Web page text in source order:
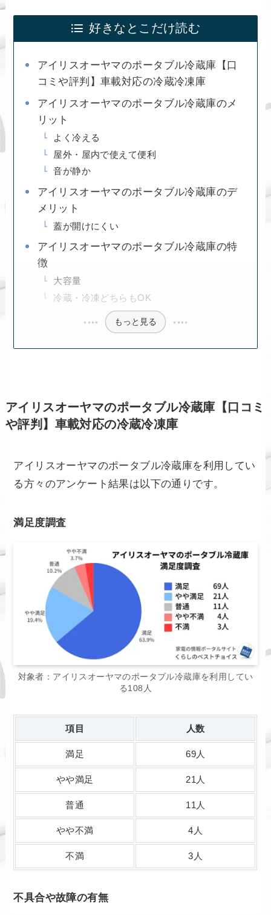
好きなとこだけ読む
アイリスオーヤマのポータブル冷蔵庫【口
コミや評判】車載対応の冷蔵冷凍庫
アイリスオーヤマのポータブル冷蔵庫のメ
リット
よく冷える
屋外・屋内で使えて便利
音が静か
アイリスオーヤマのポータブル冷蔵庫のデ
メリット
蓋が開けにくい
アイリスオーヤマのポータブル冷蔵庫の特
徴
大容量
冷蔵・冷凍どちらもOK
もっと見る
アイリスオーヤマのポータブル冷蔵庫【口コミ
や評判】車載対応の冷蔵冷凍庫
アイリスオーヤマのポータブル冷蔵庫を利用してい
る方々のアンケート結果は以下の通りです。
満足度調査
対象者：アイリスオーヤマのポータブル冷蔵庫を利用してい
る108人
項目 人数
満足 69人
やや満足 21人
普通 11人
やや不満 4人
不満 3人
不具合や故障の有無